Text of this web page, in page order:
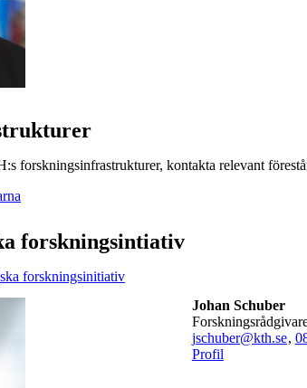
forskningsinfrastrukturer, kontakta relevant
forskningsintiativ
forskningsinitiativ
Johan Schuber
jschuber@kth.se,
Profil